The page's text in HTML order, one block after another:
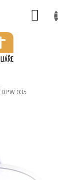
DPW 035